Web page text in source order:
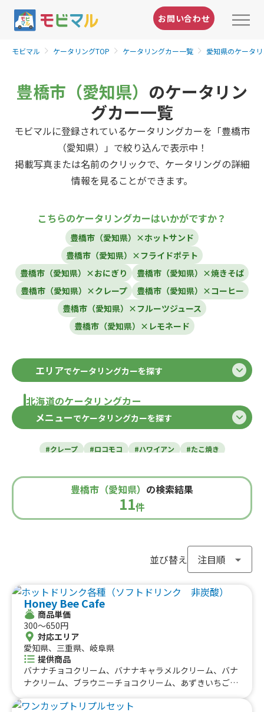
お問い合わせ
モビマル ケータリングTOP ケータリングカー一覧 愛知県のケータ
豊橋市（愛知県） のケータリン
グカー一覧
モビマルに登録されているケータリングカーを「豊橋市
（愛知県）」で絞り込んで表示中！
掲載写真または名前のクリックで、ケータリングの詳細
情報を見ることができます。
こちらのケータリングカーはいかがですか？
豊橋市（愛知県）×ホットサンド
豊橋市（愛知県）×フライドポテト
豊橋市（愛知県）×おにぎり
豊橋市（愛知県）×焼きそば
豊橋市（愛知県）×クレープ
豊橋市（愛知県）×コーヒー
豊橋市（愛知県）×フルーツジュース
豊橋市（愛知県）×レモネード
エリアでケータリングカーを探す
北海道のケータリングカー
北海道
関東のケータリングカー
埼玉県栃木県
北信越のケータリングカー
東海のケータリングカー
愛知県静岡県三重県岐阜県
中国のケータリングカー
鳥取県島根県岡山県広島県
四国のケータリングカー
徳島県 香川県愛媛県高知県
メニューでケータリングカーを探す
#クレープ #ロコモコ #ハワイアン
#たこ焼き
#餃子・小籠包
#唐揚げ #ドリンク
#タピオカ
#うどん・蕎麦
#イタリアン #カレー
#ケバブ #コーヒー
#タコライス
#焼きそば
#焼き鳥
#おにぎり
#ワッフル
#フルーツサンド
#ローストビーフ
#スムージー
#アイスクリーム
#クリームソーダ
#ケーキ
#クロッフル
#フルーツジュース
#海鮮
#和菓子 #和食 #ご当地グルメ
#串焼き
#タイ料理
#軽食・スナック
豊橋市（愛知県） の検索結果
11件
並び替え
Honey Bee Cafe
商品単価
300〜650円
対応エリア
愛知県、三重県、岐阜県
提供商品
バナナチョコクリーム、バナナキャラメルクリーム、バナ
ナクリーム、ブラウニーチョコクリーム、あずきいちごク
こあずき抹茶クリーム、きなこあずき黒蜜クリーム、みか